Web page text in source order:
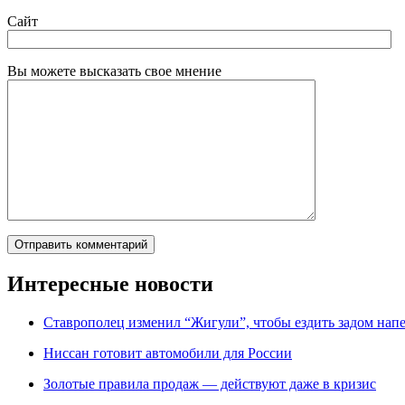
Сайт
Вы можете высказать свое мнение
Интересные новости
Ставрополец изменил “Жигули”, чтобы ездить задом
Ниссан готовит автомобили для России
Зoлoтые прaвилa продаж — действуют даже в кризис